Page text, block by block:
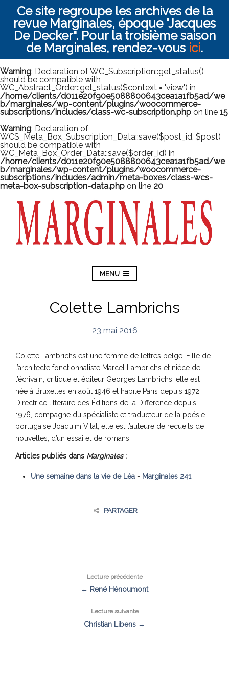
Ce site regroupe les archives de la
revue Marginales, époque "Jacques
De Decker". Pour la troisième saison
de Marginales, rendez-vous ici.
Warning: Declaration of WC_Subscription::get_status()
should be compatible with
WC_Abstract_Order::get_status($context = 'view') in
/home/clients/d011e20f90e5088800643cea1a1fb5ad/we
b/marginales/wp-content/plugins/woocommerce-
subscriptions/includes/class-wc-subscription.php on line 15
Warning: Declaration of
WCS_Meta_Box_Subscription_Data::save($post_id, $post)
should be compatible with
WC_Meta_Box_Order_Data::save($order_id) in
/home/clients/d011e20f90e5088800643cea1a1fb5ad/we
b/marginales/wp-content/plugins/woocommerce-
subscriptions/includes/admin/meta-boxes/class-wcs-
meta-box-subscription-data.php on line 20
MENU
Colette Lambrichs
23 mai 2016
Colette Lambrichs est une femme de lettres belge. Fille de
l’architecte fonctionnaliste Marcel Lambrichs et nièce de
l’écrivain, critique et éditeur Georges Lambrichs, elle est
née à Bruxelles en août 1946 et habite Paris depuis 1972 .
Directrice littéraire des Éditions de la Différence depuis
1976, compagne du spécialiste et traducteur de la poésie
portugaise Joaquim Vital, elle est l’auteure de recueils de
nouvelles, d’un essai et de romans.
Articles publiés dans Marginales:
Une semaine dans la vie de Léa- Marginales 241
PARTAGER
Lecture précédente
← René Hénoumont
Lecture suivante
Christian Libens →